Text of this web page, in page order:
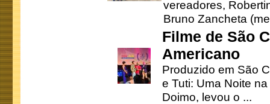
vereadores,
Bruno Zancheta
Filme de São
Americano
Produzido em São
e Tuti: Uma Noite
Doimo, levou o ...